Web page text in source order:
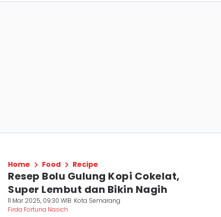
Home Food Recipe
Resep Bolu Gulung Kopi Cokelat,
Super Lembut dan Bikin Nagih
11 Mar 2025, 09:30 WIB Kota Semarang
Firda Fortuna Nasich